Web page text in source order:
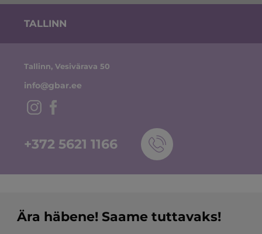
TALLINN
Tallinn, Vesivärava 50
info@gbar.ee
+372 5621 1166
Ära häbene! Saame tuttavaks!